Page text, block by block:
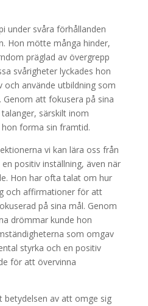
under svåra förhållanden
Hon mötte många hinder,
präglad av övergrepp
svårigheter lyckades hon
använde utbildning som
Genom att fokusera på sina
särskilt inom
forma sin framtid.
vi kan lära oss från
positiv inställning, även när
Hon har ofta talat om hur
och affirmationer för att
på sina mål. Genom
drömmar kunde hon
som omgav
styrka och en positiv
för att övervinna
betydelsen av att omge sig